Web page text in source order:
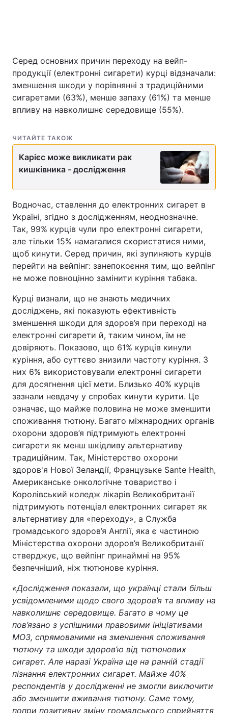
Серед основних причин переходу на вейп-
продукції (електронні сигарети) курці відзначали:
зменшення шкоди у порівнянні з традиційними
сигаретами (63%), менше запаху (61%) та менше
впливу на навколишнє середовище (55%).
ЧИТАЙТЕ ТАКОЖ
Карієс може викликати рак
кишківника - дослідження
Водночас, ставлення до електронних сигарет в
Україні, згідно з дослідженням, неоднозначне.
Так, 99% курців чули про електронні сигарети,
але тільки 15% намагалися скористатися ними,
щоб кинути. Серед причин, які зупиняють курців
перейти на вейпінг: занепокоєння тим, що вейпінг
не може повноцінно замінити куріння табака.
Курці визнали, що не знають медичних
досліджень, які показують ефективність
зменшення шкоди для здоров’я при переході на
електронні сигарети й, таким чином, їм не
довіряють. Показово, що 61% курців кинули
куріння, або суттєво знизили частоту куріння. З
них 6% використовували електронні сигарети
для досягнення цієї мети. Близько 40% курців
зазнали невдачу у спробах кинути курити. Це
означає, що майже половина не може зменшити
споживання тютюну. Багато міжнародних органів
охорони здоров’я підтримують електронні
сигарети як менш шкідливу альтернативу
традиційним. Так, Міністерство охорони
здоров'я Нової Зеландії, Французьке Sante Health,
Американське онкологічне товариство і
Королівський коледж лікарів Великобританії
підтримують потенціал електронних сигарет як
альтернативу для «переходу», а Служба
громадського здоров’я Англії, яка є частиною
Міністерства охорони здоров’я Великобританії
стверджує, що вейпінг принаймні на 95%
безпечніший, ніж тютюнове куріння.
«Дослідження показали, що українці стали більш
усвідомленими щодо свого здоров’я та впливу на
навколишнє середовище. Багато в чому це
пов’язано з успішними правовими ініціативами
МОЗ, спрямованими на зменшення споживання
тютюну та шкоди здоров’ю від тютюнових
сигарет. Але наразі Україна ще на ранній стадії
пізнання електронних сигарет. Майже 40%
респондентів у дослідженні не змогли виключити
або зменшити вживання тютюну. Саме тому,
попри позитивну зміну громадського сприйняття